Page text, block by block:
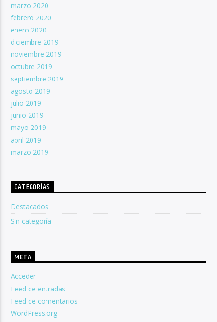
marzo 2020
febrero 2020
enero 2020
diciembre 2019
noviembre 2019
octubre 2019
septiembre 2019
agosto 2019
julio 2019
junio 2019
mayo 2019
abril 2019
marzo 2019
CATEGORÍAS
Destacados
Sin categoría
META
Acceder
Feed de entradas
Feed de comentarios
WordPress.org